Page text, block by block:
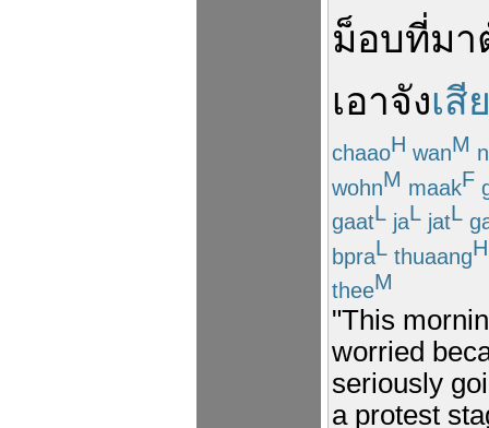
ม็อบที่มา
เอาจังเสี
chaaoH wanM
wohnM maakF
gaatL jaL jatL
bpraL thuaangH
theeM
"This
worried
seriously
a protest